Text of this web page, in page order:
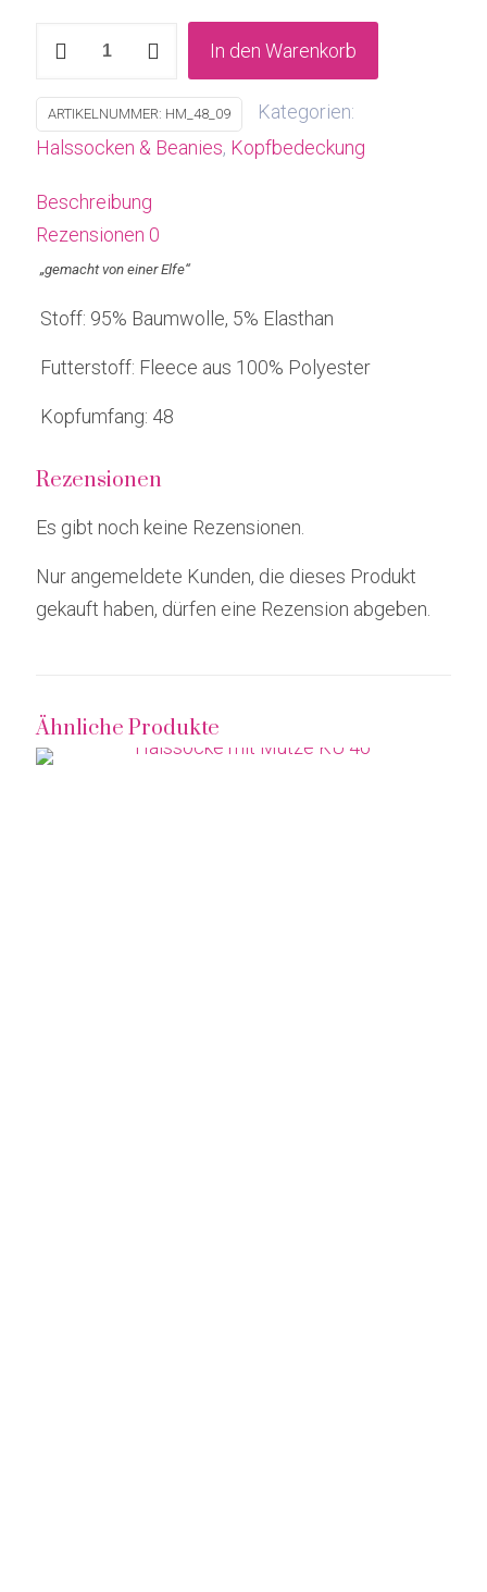
Mütze
KU
Menge
In den Warenkorb
ARTIKELNUMMER: HM_48_09
Kategorien:
Halssocken & Beanies, Kopfbedeckung
Beschreibung
Rezensionen 0
„gemacht von einer Elfe“
Stoff: 95% Baumwolle, 5% Elasthan
Futterstoff: Fleece aus 100% Polyester
Kopfumfang: 48
Rezensionen
Es gibt noch keine Rezensionen.
Nur angemeldete Kunden, die dieses Produkt
gekauft haben, dürfen eine Rezension abgeben.
Ähnliche Produkte